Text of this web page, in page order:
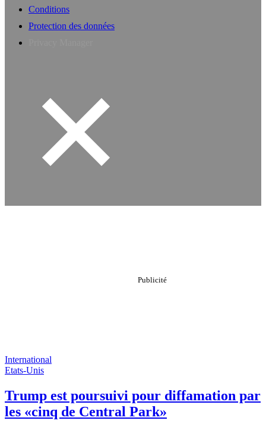
Conditions
Protection des données
International
Etats-Unis
Trump est poursuivi pour diffamation par
les «cinq de Central Park»